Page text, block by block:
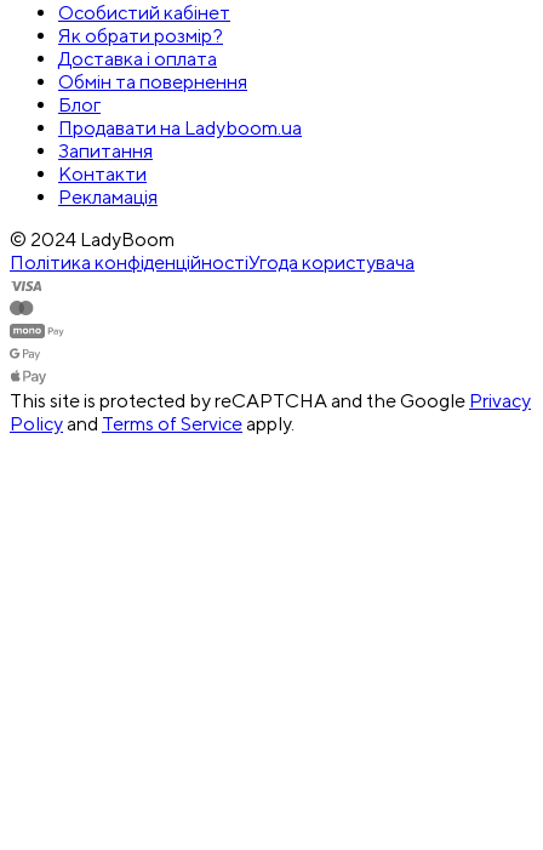
Особистий кабінет
Як обрати розмір?
Доставка і оплата
Обмін та повернення
Блог
Продавати на Ladyboom.ua
Запитання
Контакти
Рекламація
© 2024 LadyBoom
Політика конфіденційностіУгода користувача
This site is protected by reCAPTCHA and the Google Privacy
Policyand Terms of Serviceapply.